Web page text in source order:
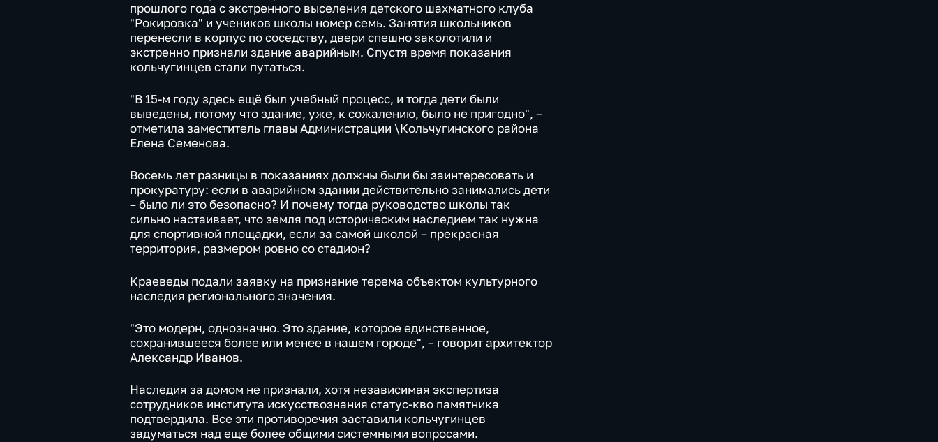
прошлого года с экстренного выселения детского шахматного клуба
"Рокировка" и учеников школы номер семь. Занятия школьников
перенесли в корпус по соседству, двери спешно заколотили и
экстренно признали здание аварийным. Спустя время показания
кольчугинцев стали путаться.
"В 15-м году здесь ещё был учебный процесс, и тогда дети были
выведены, потому что здание, уже, к сожалению, было не пригодно", –
отметила заместитель главы Администрации \Кольчугинского района
Елена Семенова.
Восемь лет разницы в показаниях должны были бы заинтересовать и
прокуратуру: если в аварийном здании действительно занимались дети
– было ли это безопасно? И почему тогда руководство школы так
сильно настаивает, что земля под историческим наследием так нужна
для спортивной площадки, если за самой школой – прекрасная
территория, размером ровно со стадион?
Краеведы подали заявку на признание терема объектом культурного
наследия регионального значения.
"Это модерн, однозначно. Это здание, которое единственное,
сохранившееся более или менее в нашем городе", – говорит архитектор
Александр Иванов.
Наследия за домом не признали, хотя независимая экспертиза
сотрудников института искусствознания статус-кво памятника
подтвердила. Все эти противоречия заставили кольчугинцев
задуматься над еще более общими системными вопросами.